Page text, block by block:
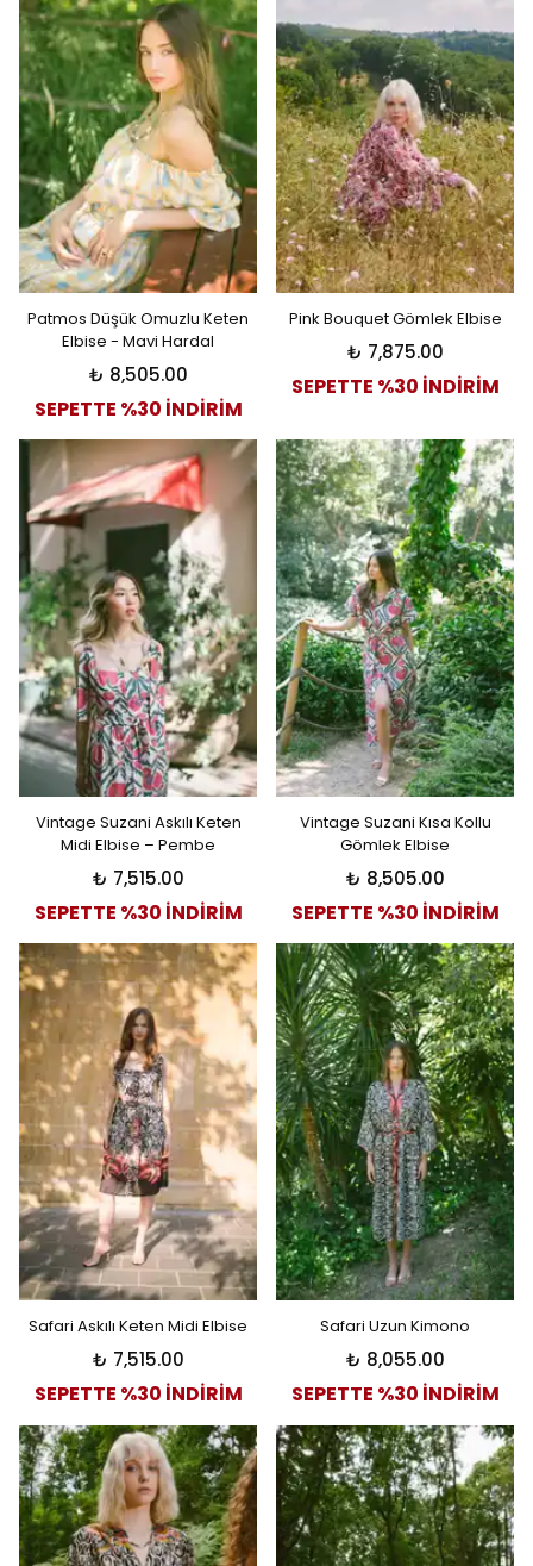
Patmos Düşük Omuzlu Keten
Elbise - Mavi Hardal
₺ 8,505.00
SEPETTE %30 İNDİRİM
Pink Bouquet Gömlek Elbise
₺ 7,875.00
SEPETTE %30 İNDİRİM
Vintage Suzani Askılı Keten
Midi Elbise – Pembe
₺ 7,515.00
SEPETTE %30 İNDİRİM
Vintage Suzani Kısa Kollu
Gömlek Elbise
₺ 8,505.00
SEPETTE %30 İNDİRİM
Safari Askılı Keten Midi Elbise
₺ 7,515.00
SEPETTE %30 İNDİRİM
Safari Uzun Kimono
₺ 8,055.00
SEPETTE %30 İNDİRİM